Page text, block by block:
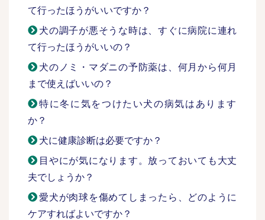
て行ったほうがいいですか？
犬の調子が悪そうな時は、すぐに病院に連れ
て行ったほうがいいの？
犬のノミ・マダニの予防薬は、何月から何月
まで使えばいいの？
特に冬に気をつけたい犬の病気はあります
か？
犬に健康診断は必要ですか？
目やにが気になります。放っておいても大丈
夫でしょうか？
愛犬が肉球を傷めてしまったら、どのように
ケアすればよいですか？